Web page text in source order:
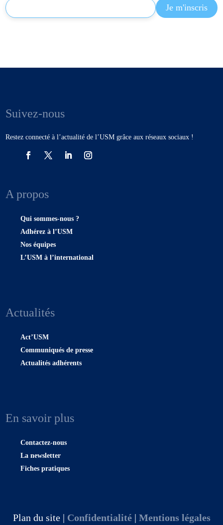
Suivez-nous
Restez connecté à l’actualité de l’USM grâce aux réseaux sociaux !
A propos
Qui sommes-nous ?
Adhérez à l’USM
Nos équipes
L’USM à l’international
Actualités
Act’USM
Communiqués de presse
Actualités adhérents
En savoir plus
Contactez-nous
La newsletter
Fiches pratiques
Plan du site | Confidentialité| Mentions légales